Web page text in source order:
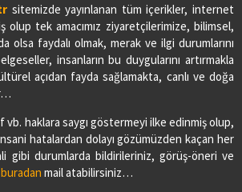
sitemizde yayınlanan tüm içerikler, internet
olup tek amacımız ziyaretçilerimize, bilimsel,
olsa faydalı olmak, merak ve ilgi durumlarını
insanların bu duygularını artırmakla
açıdan fayda sağlamakta, canlı ve doğa
haklara saygı göstermeyi ilke edinmiş olup,
hatalardan dolayı gözümüzden kaçan her
gibi durumlarda bildirileriniz, görüş-öneri ve
buradan mail atabilirsiniz…